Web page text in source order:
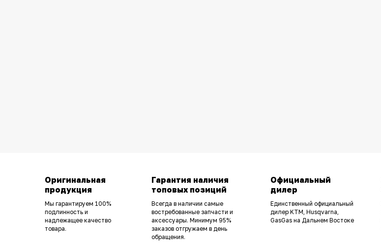
Оригинальная
продукция
Мы гарантируем 100%
подлинность и
надлежащее качество
товара.
Единственный официальный
дилер KTM, Husqvarna,
GasGas на Дальнем Востоке
Официальный
дилер
Всегда в наличии самые
востребованные запчасти и
аксессуары. Минимум 95%
заказов отгружаем в день
обращения.
Гарантия наличия
топовых позиций